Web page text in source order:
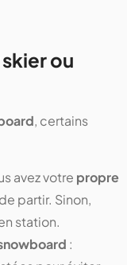
ou
, certains
avez votre propre
partir. Sinon,
station.
: